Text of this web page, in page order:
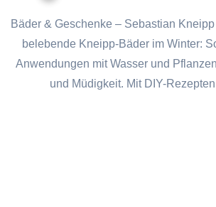
Bäder & Geschenke – Sebastian Kneipp – Wärmende oder
belebende Kneipp-Bäder im Winter:
Anwendungen mit Wasser und
und Müdigkeit. Mit DIY-